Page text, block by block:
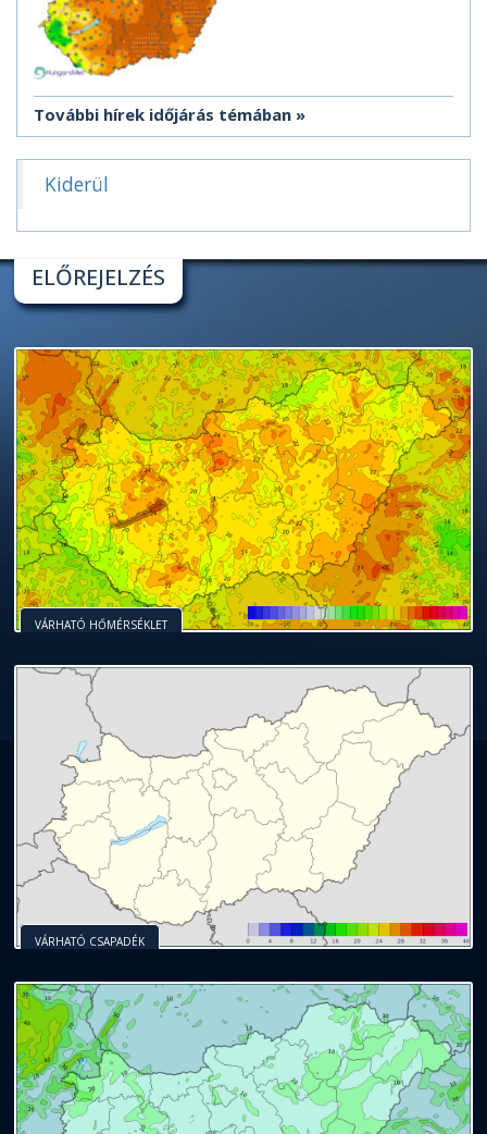
További hírek időjárás témában
Kiderül
ELŐREJELZÉS
VÁRHATÓ HŐMÉRSÉKLET
VÁRHATÓ CSAPADÉK